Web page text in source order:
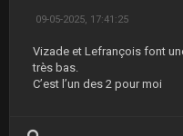
09-05-2025, 17:41:25
Vizade et Lefrançois font
très bas.
C’est l’un des 2 pour moi